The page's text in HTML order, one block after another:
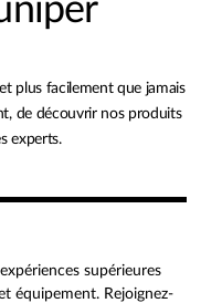
plus facilement que jamais
de découvrir nos produits
experts.
supérieures
équipement. Rejoignez-